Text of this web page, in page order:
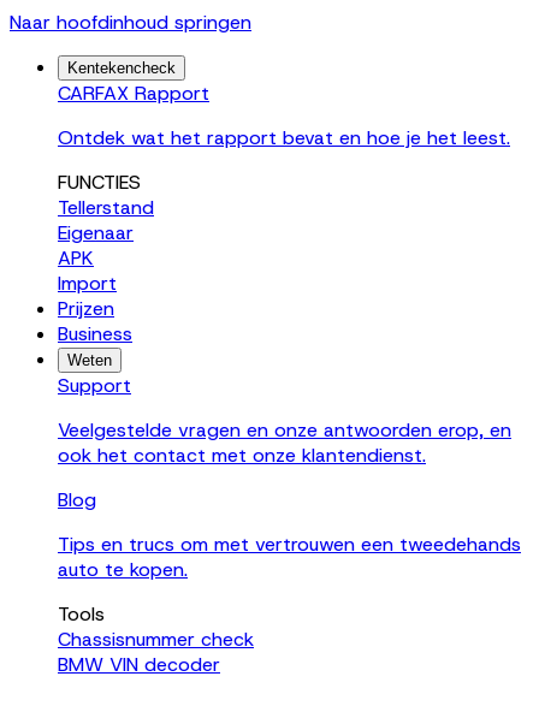
Naar hoofdinhoud springen
Kentekencheck
CARFAX Rapport
Ontdek wat het rapport bevat en hoe je het leest.
FUNCTIES
Tellerstand
Eigenaar
APK
Import
Prijzen
Business
Weten
Support
Veelgestelde vragen en onze antwoorden erop, en
ook het contact met onze klantendienst.
Blog
Tips en trucs om met vertrouwen een tweedehands
auto te kopen.
Tools
Chassisnummer check
BMW VIN decoder